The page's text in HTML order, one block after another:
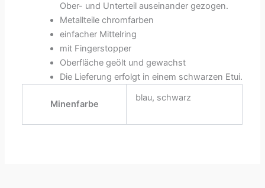
Ober- und Unterteil auseinander gezogen.
Metallteile chromfarben
einfacher Mittelring
mit Fingerstopper
Oberfläche geölt und gewachst
Die Lieferung erfolgt in einem schwarzen Etui.
Minenfarbe
blau, schwarz